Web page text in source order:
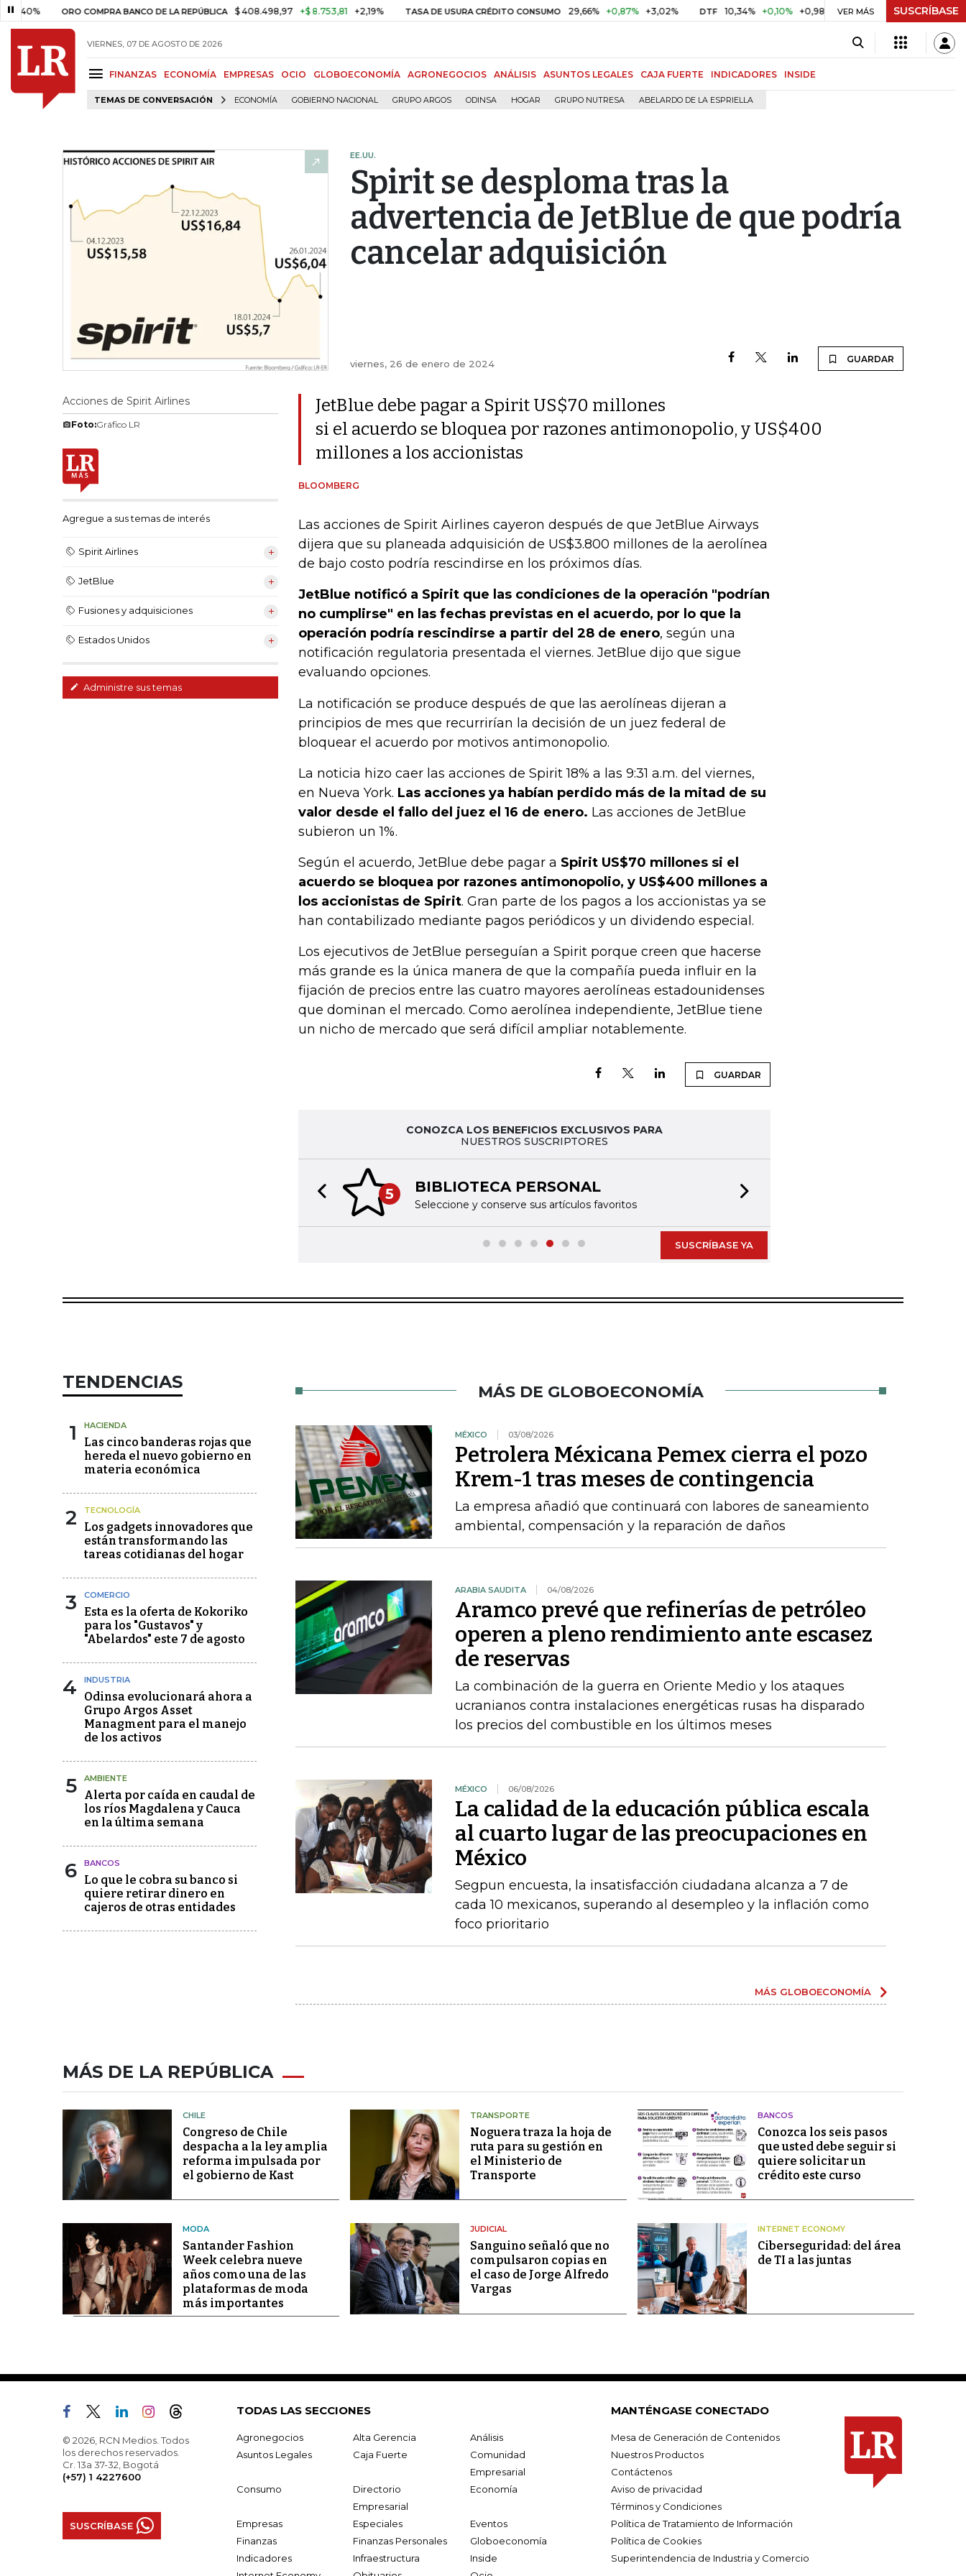
ORO COMPRA BANCO DE LA REPÚBLICA $ 408.498,97 +$ 8.753,81 +2,19% TASA DE USURA CRÉDITO CONSUMO 29,66% +0,87% +3,02% DTF 10,34% +0,10% +0,98% UVR $ 416,91 +$ 0,05 +0,01%
VER MÁS SUSCRÍBASE
VIERNES, 07 DE AGOSTO DE 2026
FINANZAS ECONOMÍA EMPRESAS OCIO GLOBOECONOMÍA AGRONEGOCIOS ANÁLISIS ASUNTOS LEGALES CAJA FUERTE INDICADORES INSIDE
TEMAS DE CONVERSACIÓN ECONOMÍA GOBIERNO NACIONAL GRUPO ARGOS ODINSA HOGAR GRUPO NUTRESA ABELARDO DE LA ESPRIELLA
EE.UU.
Spirit se desploma tras la
advertencia de JetBlue de que podría
cancelar adquisición
viernes, 26 de enero de 2024 GUARDAR
Acciones de Spirit Airlines
Foto:Gráfico LR
Agregue a sus temas de interés
Spirit Airlines
JetBlue
Fusiones y adquisiciones
Estados Unidos
Administre sus temas
JetBlue debe pagar a Spirit US$70 millones
si el acuerdo se bloquea por razones antimonopolio, y US$400
millones a los accionistas
BLOOMBERG
Las acciones de Spirit Airlines cayeron después de que JetBlue Airways
dijera que su planeada adquisición de US$3.800 millones de la aerolínea
de bajo costo podría rescindirse en los próximos días.
JetBlue notificó a Spirit que las condiciones de la operación "podrían
no cumplirse" en las fechas previstas en el acuerdo, por lo que la
operación podría rescindirse a partir del 28 de enero, según una
notificación regulatoria presentada el viernes. JetBlue dijo que sigue
evaluando opciones.
La notificación se produce después de que las aerolíneas dijeran a
principios de mes que recurrirían la decisión de un juez federal de
bloquear el acuerdo por motivos antimonopolio.
La noticia hizo caer las acciones de Spirit 18% a las 9:31 a.m. del viernes,
en Nueva York. Las acciones ya habían perdido más de la mitad de su
valor desde el fallo del juez el 16 de enero. Las acciones de JetBlue
subieron un 1%.
Según el acuerdo, JetBlue debe pagar a Spirit US$70 millones si el
acuerdo se bloquea por razones antimonopolio, y US$400 millones a
los accionistas de Spirit. Gran parte de los pagos a los accionistas ya se
han contabilizado mediante pagos periódicos y un dividendo especial.
Los ejecutivos de JetBlue perseguían a Spirit porque creen que hacerse
más grande es la única manera de que la compañía pueda influir en la
fijación de precios entre las cuatro mayores aerolíneas estadounidenses
que dominan el mercado. Como aerolínea independiente, JetBlue tiene
un nicho de mercado que será difícil ampliar notablemente.
GUARDAR
CONOZCA LOS BENEFICIOS EXCLUSIVOS PARA
NUESTROS SUSCRIPTORES
5 BIBLIOTECA PERSONAL
Seleccione y conserve sus artículos favoritos
Previous slide
SUSCRÍBASE YA
TENDENCIAS
1 HACIENDA
Las cinco banderas rojas que
hereda el nuevo gobierno en
materia económica
2 TECNOLOGÍA
Los gadgets innovadores que
están transformando las
tareas cotidianas del hogar
3 COMERCIO
Esta es la oferta de Kokoriko
para los "Gustavos" y
"Abelardos" este 7 de agosto
4 INDUSTRIA
Odinsa evolucionará ahora a
Grupo Argos Asset
Managment para el manejo
de los activos
5 AMBIENTE
Alerta por caída en caudal de
los ríos Magdalena y Cauca
en la última semana
6 BANCOS
Lo que le cobra su banco si
quiere retirar dinero en
cajeros de otras entidades
MÁS DE GLOBOECONOMÍA
MÉXICO 03/08/2026
Petrolera Méxicana Pemex cierra el pozo
Krem-1 tras meses de contingencia
La empresa añadió que continuará con labores de saneamiento
ambiental, compensación y la reparación de daños
ARABIA SAUDITA 04/08/2026
Aramco prevé que refinerías de petróleo
operen a pleno rendimiento ante escasez
de reservas
La combinación de la guerra en Oriente Medio y los ataques
ucranianos contra instalaciones energéticas rusas ha disparado
los precios del combustible en los últimos meses
MÉXICO 06/08/2026
La calidad de la educación pública escala
al cuarto lugar de las preocupaciones en
México
Segpun encuesta, la insatisfacción ciudadana alcanza a 7 de
cada 10 mexicanos, superando al desempleo y la inflación como
foco prioritario
MÁS GLOBOECONOMÍA
MÁS DE LA REPÚBLICA
CHILE
Congreso de Chile
despacha a la ley amplia
reforma impulsada por
el gobierno de Kast
TRANSPORTE
Noguera traza la hoja de
ruta para su gestión en
el Ministerio de
Transporte
BANCOS
Conozca los seis pasos
que usted debe seguir si
quiere solicitar un
crédito este curso
MODA
Santander Fashion
Week celebra nueve
años como una de las
plataformas de moda
más importantes
JUDICIAL
Sanguino señaló que no
compulsaron copias en
el caso de Jorge Alfredo
Vargas
INTERNET ECONOMY
Ciberseguridad: del área
de TI a las juntas
© 2026, RCN Medios. Todos
los derechos reservados.
Cr. 13a 37-32, Bogotá
(+57) 1 4227600
SUSCRÍBASE
TODAS LAS SECCIONES
Agronegocios Alta Gerencia
Análisis
Asuntos Legales
Caja Fuerte
Comunidad
Empresarial
Consumo
Directorio
Empresarial
Economía
Empresas Especiales
Eventos
Finanzas
Finanzas Personales
Globoeconomía
Indicadores
Infraestructura
Inside
MANTÉNGASE CONECTADO
Mesa de Generación de Contenidos
Nuestros Productos
Contáctenos
Aviso de privacidad
Términos y Condiciones
Política de Tratamiento de Información
Política de Cookies
Superintendencia de Industria y Comercio